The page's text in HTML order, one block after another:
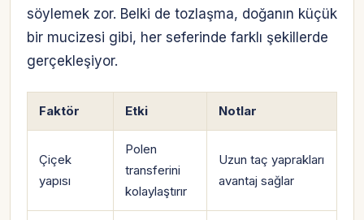
söylemek zor. Belki de tozlaşma, doğanın küçük
bir mucizesi gibi, her seferinde farklı şekillerde
gerçekleşiyor.
Faktör Etki Notlar
Çiçek
yapısı
Polen
transferini
kolaylaştırır
Uzun taç yaprakları
avantaj sağlar